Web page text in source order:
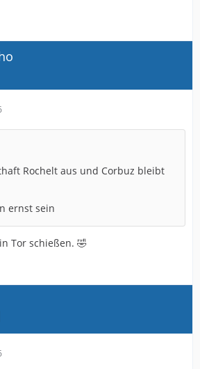
Rochelt aus und Corbuz bleibt
ernst sein
Tor schießen. 🤣